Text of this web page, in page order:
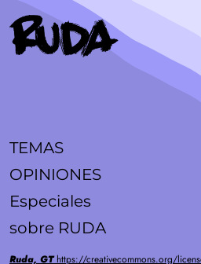
TEMAS
OPINIONES
Especiales
sobre RUDA
Ruda, GThttps://creativecommons.org/